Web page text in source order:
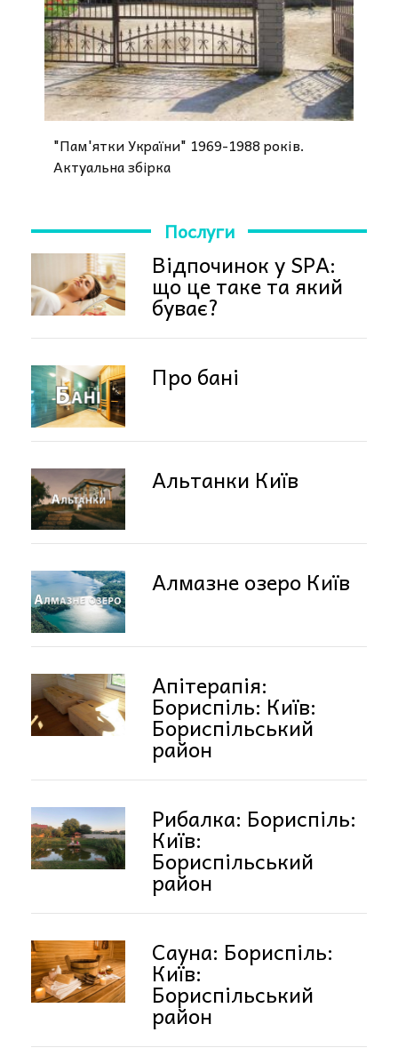
"Пам'ятки України" 1969-1988 років.
Актуальна збірка
Послуги
Відпочинок у SPA:
що це таке та який
буває?
Про бані
Альтанки Київ
Алмазне озеро Київ
Апітерапія:
Бориспіль: Київ:
Бориспільський
район
Рибалка: Бориспіль:
Київ:
Бориспільський
район
Сауна: Бориспіль:
Київ:
Бориспільський
район